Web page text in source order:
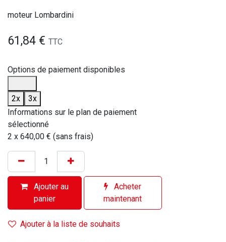
moteur Lombardini
61,84 € TTC
Options de paiement disponibles
2x
3x
Informations sur le plan de paiement
sélectionné
2 x 640,00 € (sans frais)
Ajouter au
panier
Acheter
maintenant
Ajouter à la liste de souhaits